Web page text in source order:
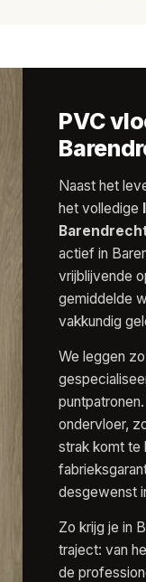
PVC
Naast het
het volledige
actief in
vrijblijvende
gemiddelde
vakkundig
We leggen
ondervloer,
strak komt te
desgewenst
Zo krijg je in
traject: van
de